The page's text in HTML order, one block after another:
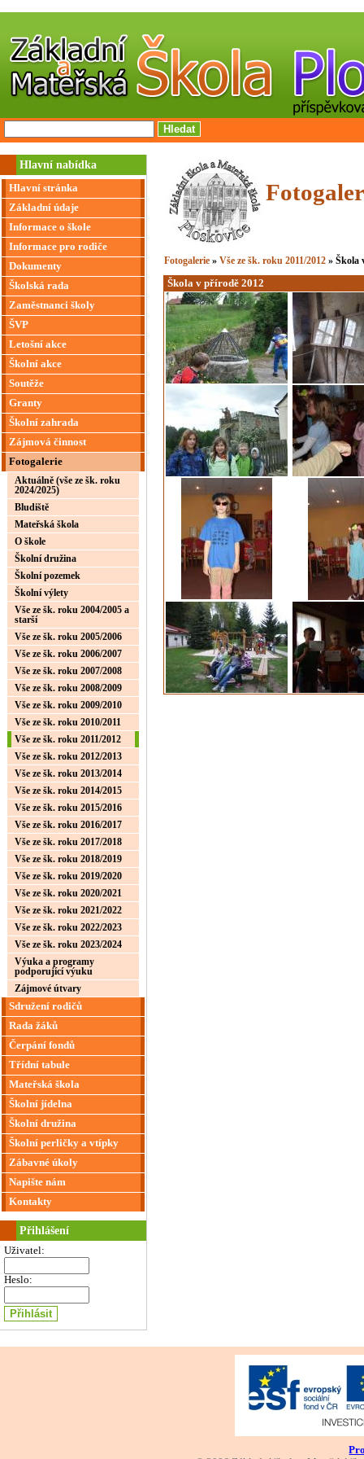
Hlavní nabídka
Hlavní stránka
Základní údaje
Informace o škole
Informace pro rodiče
Dokumenty
Školská rada
Zaměstnanci školy
ŠVP
Letošní akce
Školní akce
Soutěže
Granty
Školní zahrada
Zájmová činnost
Fotogalerie
Aktuálně (vše ze šk. roku
2024/2025)
Bludiště
Mateřská škola
O škole
Školní družina
Školní pozemek
Školní výlety
Vše ze šk. roku 2004/2005 a
starší
Vše ze šk. roku 2005/2006
Vše ze šk. roku 2006/2007
Vše ze šk. roku 2007/2008
Vše ze šk. roku 2008/2009
Vše ze šk. roku 2009/2010
Vše ze šk. roku 2010/2011
Vše ze šk. roku 2011/2012
Vše ze šk. roku 2012/2013
Vše ze šk. roku 2013/2014
Vše ze šk. roku 2014/2015
Vše ze šk. roku 2015/2016
Vše ze šk. roku 2016/2017
Vše ze šk. roku 2017/2018
Vše ze šk. roku 2018/2019
Vše ze šk. roku 2019/2020
Vše ze šk. roku 2020/2021
Vše ze šk. roku 2021/2022
Vše ze šk. roku 2022/2023
Vše ze šk. roku 2023/2024
Výuka a programy
podporující výuku
Zájmové útvary
Sdružení rodičů
Rada žáků
Čerpání fondů
Třídní tabule
Mateřská škola
Školní jídelna
Školní družina
Školní perličky a vtípky
Zábavné úkoly
Napište nám
Kontakty
Přihlášení
Uživatel:
Heslo:
Fotogalerie »Vše ze šk. roku 2011/2012 » Škola
Škola v přírodě 2012